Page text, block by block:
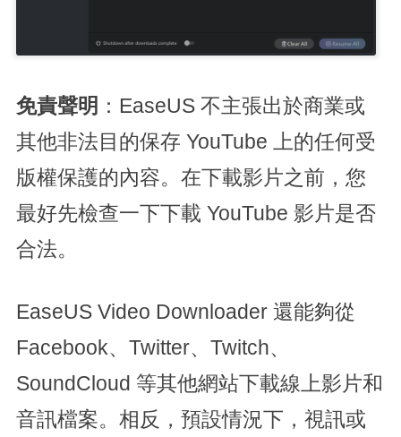
免責聲明 ：EaseUS 不主張出於商業或
其他非法目的保存 YouTube 上的任何受
版權保護的內容。在下載影片之前，您
最好先檢查一下下載 YouTube 影片是否
合法。
EaseUS Video Downloader 還能夠從
Facebook、Twitter、Twitch、
SoundCloud 等其他網站下載線上影片和
音訊檔案。相反，預設情況下，視訊或